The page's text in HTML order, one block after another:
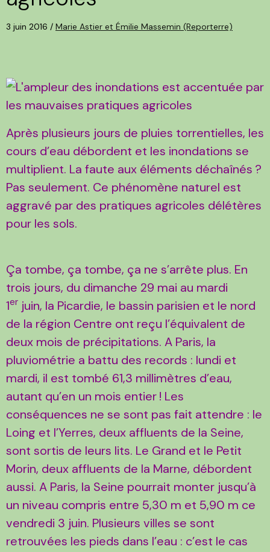
3 juin 2016 / Marie Astier et Émilie Massemin (Reporterre)
Après plusieurs jours de pluies torrentielles, les
cours d’eau débordent et les inondations se
multiplient. La faute aux éléments déchaînés ?
Pas seulement. Ce phénomène naturel est
aggravé par des pratiques agricoles délétères
pour les sols.
Ça tombe, ça tombe, ça ne s’arrête plus. En
trois jours, du dimanche 29 mai au mardi
1er juin, la Picardie, le bassin parisien et le nord
de la région Centre ont reçu l’équivalent de
deux mois de précipitations. A Paris, la
pluviométrie a battu des records : lundi et
mardi, il est tombé 61,3 millimètres d’eau,
autant qu’en un mois entier! Les
conséquences ne se sont pas fait attendre : le
Loing et l’Yerres, deux affluents de la Seine,
sont sortis de leurs lits. Le Grand et le Petit
Morin, deux affluents de la Marne, débordent
aussi. A Paris, la Seine pourrait monter jusqu’à
un niveau compris entre 5,30 m et 5,90 m ce
vendredi 3 juin. Plusieurs villes se sont
retrouvées les pieds dans l’eau : c’est le cas